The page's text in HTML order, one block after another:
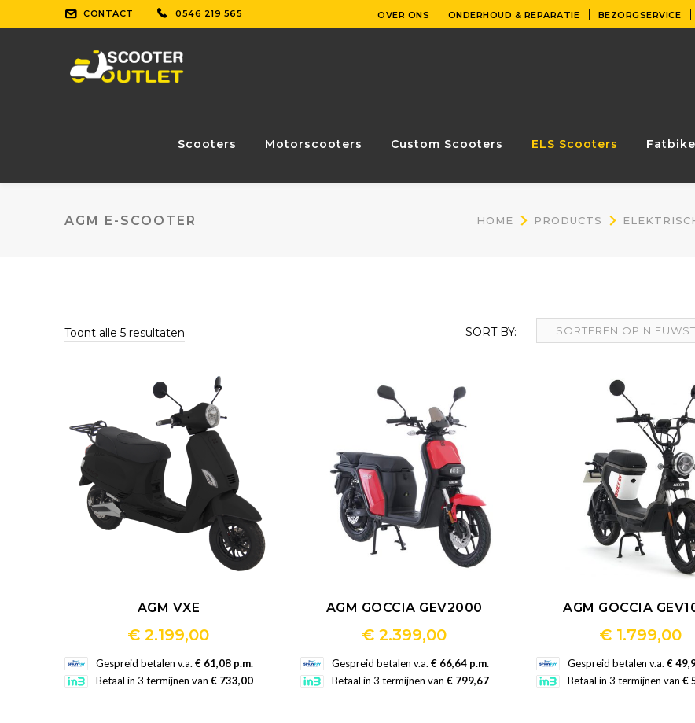
CONTACT 0546 219 565 OVER ONS ONDERHOUD & REPARATIE BEZORGSERVICE
Scooters Motorscooters Custom Scooters ELS Scooters Fatbike
AGM E-SCOOTER HOME PRODUCTS
Toont alle 5 resultaten
AGM VXE
€ 2.199,00
Dit
product
Gespreid betalen v.a. € 61,08 p.m.
Betaal in 3 termijnen van € 733,00
AGM GOCCIA GEV2000
€ 2.399,00
Dit
product
Gespreid betalen v.a. € 66,64 p.m.
Betaal in 3 termijnen van € 799,67
AGM GOCCIA
€1.799,00
Dit
product
Gespreid betalen v.a. €
Betaal in 3 termijnen van €